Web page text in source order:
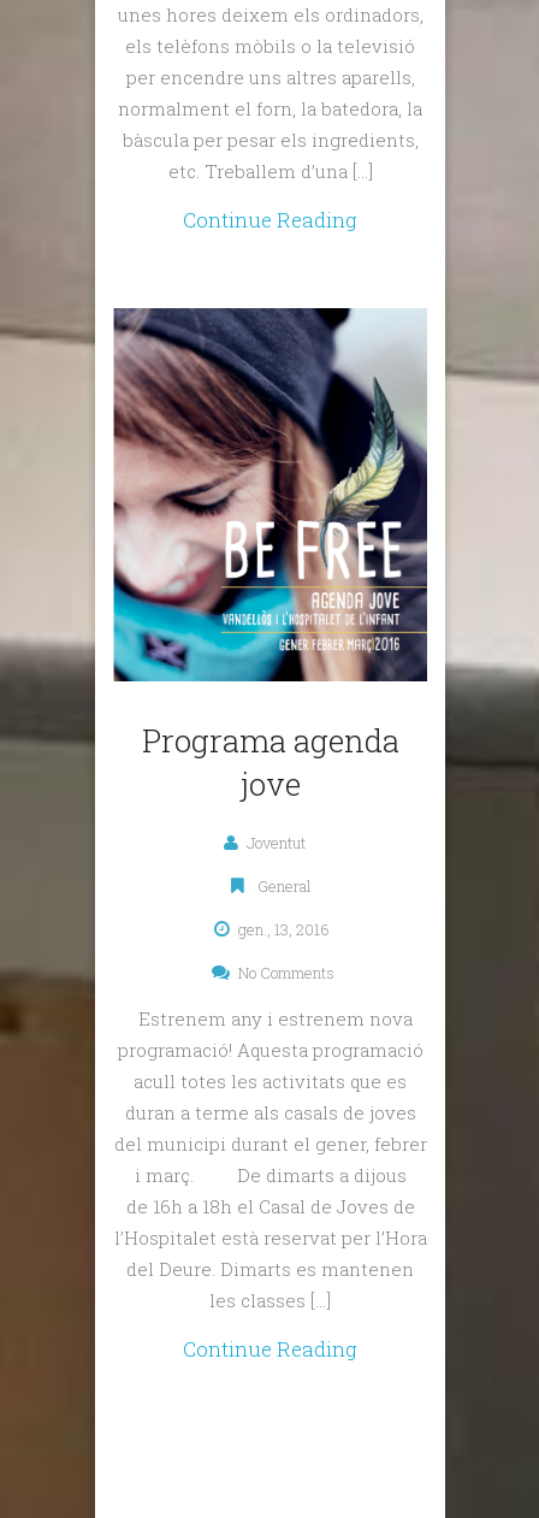
unes hores deixem els ordinadors,
els telèfons mòbils o la televisió
per encendre uns altres aparells,
normalment el forn, la batedora, la
bàscula per pesar els ingredients,
etc. Treballem d’una […]
Continue Reading
Programa agenda
jove
Joventut
General
gen., 13, 2016
No Comments
Estrenem any i estrenem nova
programació! Aquesta programació
acull totes les activitats que es
duran a terme als casals de joves
del municipi durant el gener, febrer
i març. De dimarts a dijous
de 16h a 18h el Casal de Joves de
l’Hospitalet està reservat per l’Hora
del Deure. Dimarts es mantenen
les classes […]
Continue Reading